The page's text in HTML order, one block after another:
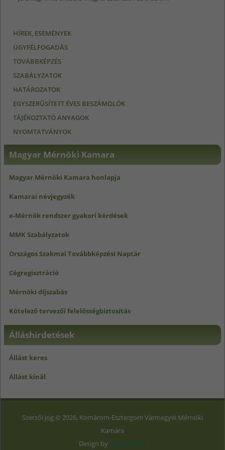
HÍREK, ESEMÉNYEK
ÜGYFÉLFOGADÁS
TOVÁBBKÉPZÉS
SZABÁLYZATOK
HATÁROZATOK
EGYSZERŰSÍTETT ÉVES BESZÁMOLÓK
TÁJÉKOZTATÓ ANYAGOK
NYOMTATVÁNYOK
Magyar Mérnöki Kamara
Magyar Mérnöki Kamara honlapja
Kamarai névjegyzék
e-Mérnök rendszer gyakori kérdések
MMK Szabályzatok
Országos Szakmai Továbbképzési Naptár
Cégregisztráció
Mérnöki díjszabás
Kötelező tervezői felelősségbiztosítás
Álláshirdetések
Állást keres
Állást kínál
Szerzői jog © 2026, Komárom-Esztergom Vármegyei Mérnöki
Kamara
Design by Zymphonies